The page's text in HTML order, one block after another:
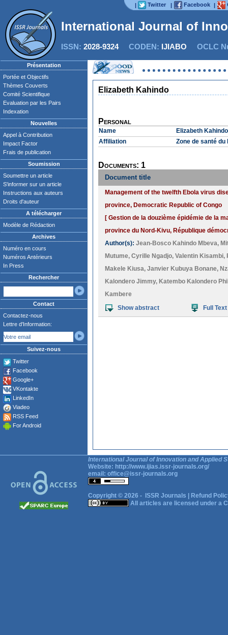
| Twitter | Facebook |
International Journal of
ISSN: 2028-9324CODEN: IJIABO OCLC
Présentation
Portée et Objectifs
Thèmes Couverts
Comité Scientifique
Evaluation par les Pairs
Indexation
Nouvelles
Appel à Contribution
Impact Factor
Frais de publication
Soumission
Soumettre un article
S'informer sur un article
Instructions aux auteurs
Droits d'auteur
A télécharger
Modèle de Rédaction
Archives
Numéro en cours
Numéros Antérieurs
In Press
Rechercher
Contact
Contactez-nous
Lettre d'Information:
Suivez-nous
Twitter
Facebook
Google+
VKontakte
LinkedIn
Viadeo
RSS Feed
For Android
Elizabeth Kahindo
Personal
Name
Elizabeth Kahindo
Affiliation
Zone de santé du
Documents: 1
Document title
Management of the twelfth Ebola virus
province, Democratic Republic of Congo
[ Gestion de la douzième épidémie de la
province du Nord-Kivu, République
Author(s): Jean-Bosco Kahindo Mbeva,
Mutume, Cyrille Ngadjo, Valentin Kisambi,
Makele Kiusa, Janvier Kubuya Bonane,
Kalondero Jimmy, Katembo Kalondero
Kambere
Show abstract
Full Text
International Journal of Innovation and Applied
Website: http://www.ijias.issr-journals.org/
email: office@issr-journals.org
Copyright © 2026 - ISSR Journals
Refund
All articles are licensed under a